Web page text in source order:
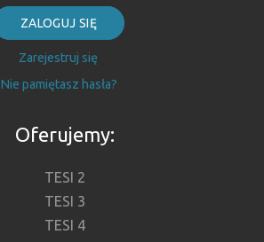
ZALOGUJ SIĘ
Zarejestruj się
Nie pamiętasz hasła?
Oferujemy:
TESI 2
TESI 3
TESI 4